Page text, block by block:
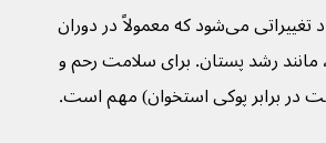
استروژن باعث ایجاد تغییراتی می‌شود که معمولاً در دوران
می‌افتد، مانند رشد پستان. برای سلامت رحم و